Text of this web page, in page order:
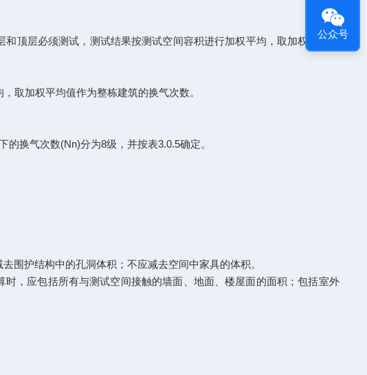
顶层必须测试，测试结果按测试空间容积进行加权平均，取加权平均值
加权平均值作为整栋建筑的换气次数。
换气次数(Nn)分为8级，并按表3.0.5确定。
护结构中的孔洞体积；不应减去空间中家具的体积。
应包括所有与测试空间接触的墙面、地面、楼屋面的面积；包括室外
公众号